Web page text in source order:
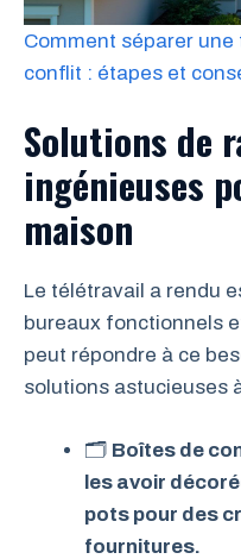
Comment séparer
conflit : étapes et
Solutions de
ingénieuses
maison
Le télétravail a rendu
bureaux fonctionnels
peut répondre à ce
solutions astucieuses
🗂 Boîtes de
les avoir
pots pour des
fournitures.